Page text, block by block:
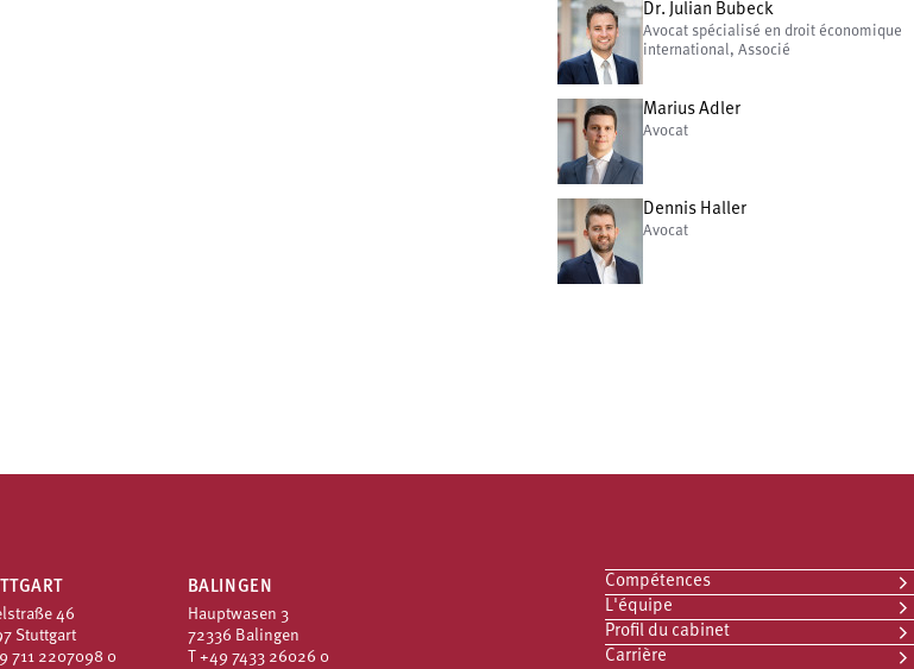
Dr. Julian Bubeck
Avocat spécialisé en droit économique
international, Associé
Marius Adler
Avocat
Dennis Haller
Avocat
46
Stuttgart
711 2207098 0
BALINGEN
Hauptwasen 3
72336 Balingen
T +49 7433 26026 0
Compétences
L'équipe
Profil du cabinet
Carrière